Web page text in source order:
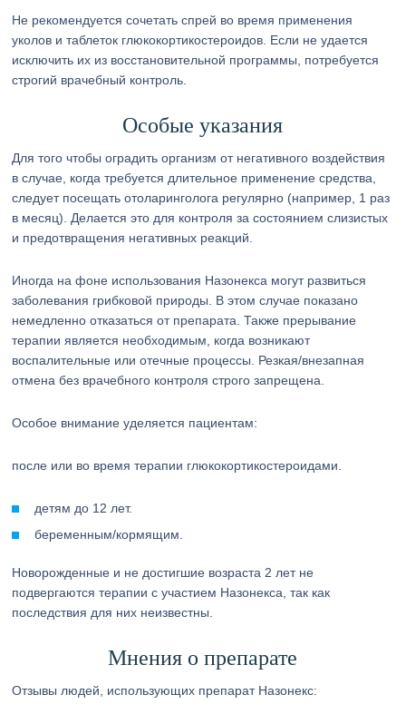
Не рекомендуется сочетать спрей во время применения
уколов и таблеток глюкокортикостероидов. Если не удается
исключить их из восстановительной программы, потребуется
строгий врачебный контроль.
Особые указания
Для того чтобы оградить организм от негативного воздействия
в случае, когда требуется длительное применение средства,
следует посещать отоларинголога регулярно (например, 1 раз
в месяц). Делается это для контроля за состоянием слизистых
и предотвращения негативных реакций.
Иногда на фоне использования Назонекса могут развиться
заболевания грибковой природы. В этом случае показано
немедленно отказаться от препарата. Также прерывание
терапии является необходимым, когда возникают
воспалительные или отечные процессы. Резкая/внезапная
отмена без врачебного контроля строго запрещена.
Особое внимание уделяется пациентам:
после или во время терапии глюкокортикостероидами.
детям до 12 лет.
беременным/кормящим.
Новорожденные и не достигшие возраста 2 лет не
подвергаются терапии с участием Назонекса, так как
последствия для них неизвестны.
Мнения о препарате
Отзывы людей, использующих препарат Назонекс: